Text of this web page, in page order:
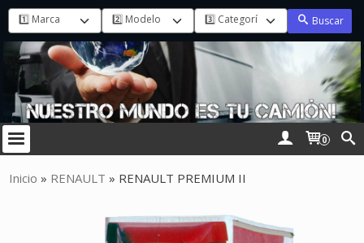
Buscar
0
Inicio » RENAULT » RENAULT PREMIUM II